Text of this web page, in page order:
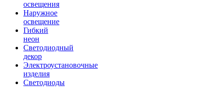
освещения
Наружное
освещение
Гибкий
неон
Светодиодный
декор
Электроустановочные
изделия
Светодиоды